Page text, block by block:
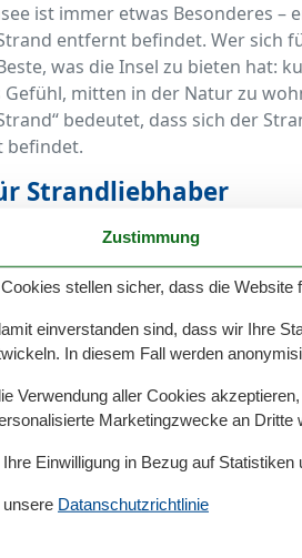
ist immer etwas Besonderes
entfernt befindet. Wer sich
was die Insel zu bieten hat:
mitten in der Natur zu
bedeutet, dass sich der
befindet.
Strandliebhaber
Tages mit Meeresrauschen
beginnt der Urlaub direkt
echtes Privileg – umso
Badeausflüge, lange
und die Natur
sind in der Regel liebevoll
voll ausgestattete
Dennoch bleibt das
entfernt und lädt jederzeit
Zustimmung
stellen sicher, dass die
einverstanden sind, dass wir Ihre
In diesem Fall werden
Verwendung aller Cookies
Marketingzwecke an Dritte
Einwilligung in Bezug auf
unsere Datanschutzrichtlinie